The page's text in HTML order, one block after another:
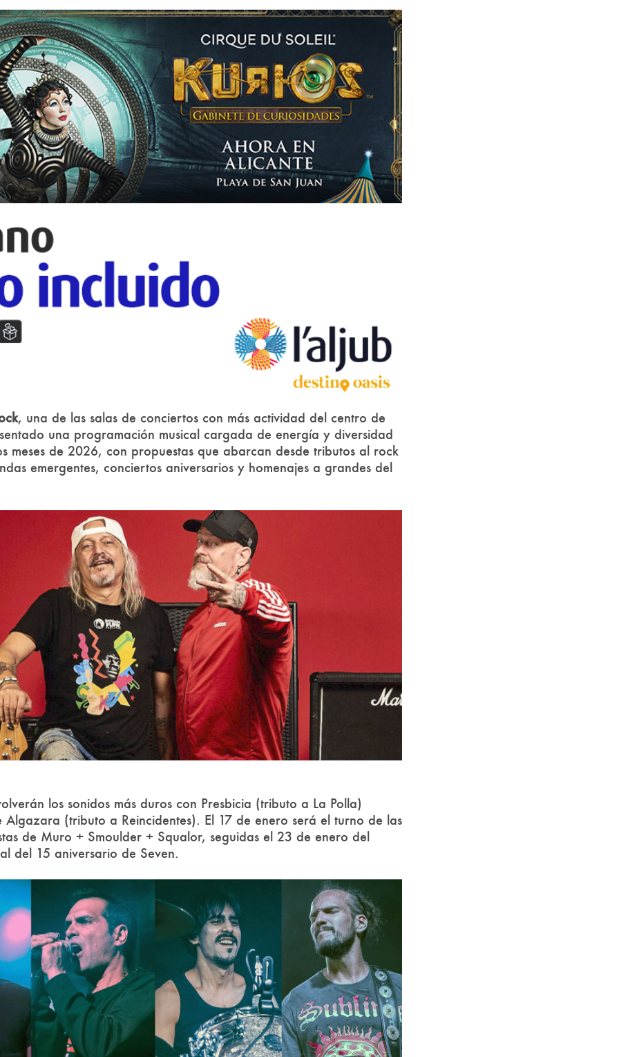
, una de las salas de conciertos con más actividad del centro de
una programación musical cargada de energía y diversidad
meses de 2026, con propuestas que abarcan desde tributos al rock
emergentes, conciertos aniversarios y homenajes a grandes del
los sonidos más duros con Presbicia (tributo a La Polla)
(tributo a Reincidentes). El 17 de enero será el turno de las
de Muro + Smoulder + Squalor, seguidas el 23 de enero del
del 15 aniversario de Seven.